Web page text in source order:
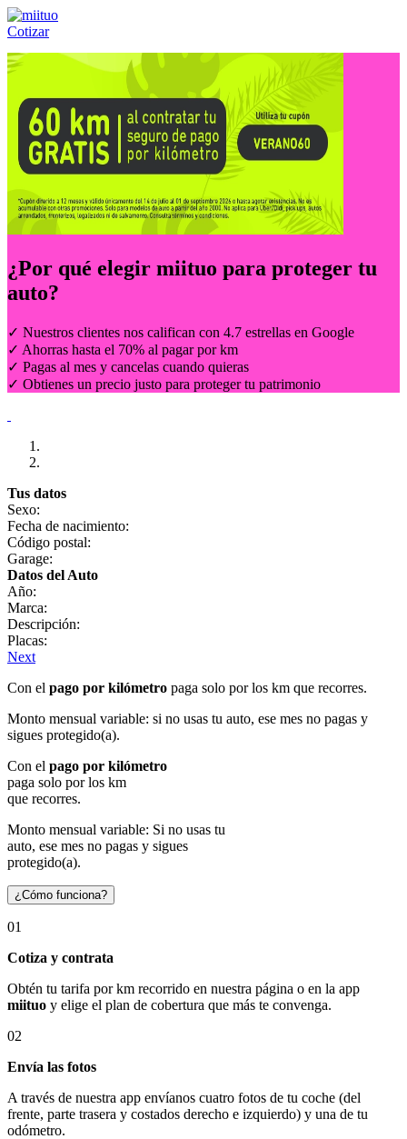
Cotizar
Llámanos al:(55) 84-21-05-00 ó
¿Por qué elegir miituo para proteger tu
auto?
✓ Nuestros clientes nos califican con 4.7 estrellas en Google
✓ Ahorras hasta el 70% al pagar por km
✓ Pagas al mes y cancelas cuando quieras
✓ Obtienes un precio justo para proteger tu patrimonio
Tus datos
Sexo:
Fecha de nacimiento:
Código postal:
Garage:
Datos del Auto
Año:
Marca:
Descripción:
Placas:
Next
Con el pago por kilómetro paga solo por los km que recorres.
Monto mensual variable: si no usas tu auto, ese mes no pagas y
sigues protegido(a).
Con el pago por kilómetro
paga solo por los km
que recorres.
Monto mensual variable: Si no usas tu
auto, ese mes no pagas y sigues
protegido(a).
¿Cómo funciona?
01
Cotiza y contrata
Obtén tu tarifa por km recorrido en nuestra página o en la app
miituo y elige el plan de cobertura que más te convenga.
02
Envía las fotos
A través de nuestra app envíanos cuatro fotos de tu coche (del
frente, parte trasera y costados derecho e izquierdo) y una de tu
odómetro.